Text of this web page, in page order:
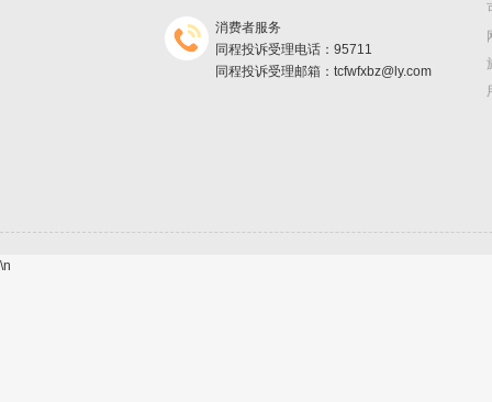
消费者服务
同程投诉受理电话：95711
同程投诉受理邮箱：tcfwfxbz@ly.com
\n